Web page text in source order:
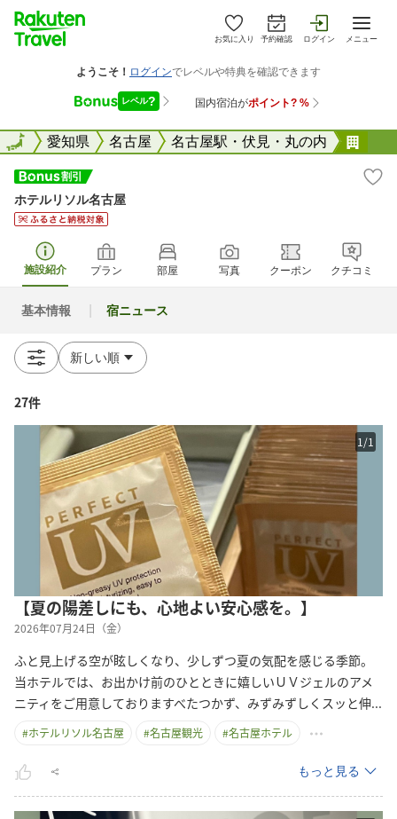
お気に入り 予約確認 ログイン メニュー
全国愛知県 名古屋 名古屋駅・伏見・丸の内
全国
ホテルリソル名古屋
施設紹介 プラン 部屋 写真 クーポン クチコミ
基本情報 宿ニュース
27件
1 /1
【夏の陽差しにも、心地よい安心感を。】
2026年07月24日（金）
ふと見上げる空が眩しくなり、少しずつ夏の気配を感じる季節。
当ホテルでは、お出かけ前のひとときに嬉しいＵＶジェルのアメ
ニティをご用意しておりますべたつかず、みずみずしくスッと伸...
#ホテルリソル名古屋 #名古屋観光 #名古屋ホテル
もっと見る